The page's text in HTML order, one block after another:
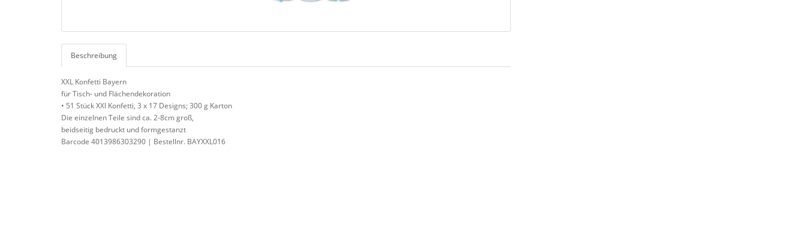
Beschreibung
XXL Konfetti Bayern
für Tisch- und Flächendekoration
• 51 Stück XXl Konfetti, 3 x 17 Designs; 300 g Karton
Die einzelnen Teile sind ca. 2-8cm groß,
beidseitig bedruckt und formgestanzt
Barcode 4013986303290 | Bestellnr. BAYXXL016